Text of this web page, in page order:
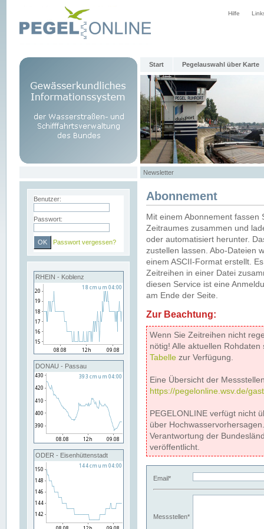
Hilfe
Start Pegelauswahl über Karte
Newsletter
Benutzer:
Passwort:
Passwort vergessen?
RHEIN - Koblenz
DONAU - Passau
ODER - Eisenhüttenstadt
Abonnement
Mit einem Abonnement
Zeitraumes zusammen und
oder automatisiert herunter.
zustellen lassen. Abo-Dateien
einem ASCII-Format erstellt.
Zeitreihen in einer Datei
diesen Service ist eine
am Ende der Seite.
Zur Beachtung:
Wenn Sie Zeitreihen nicht
nötig! Alle aktuellen
Tabelle zur Verfügung.
Eine Übersicht der
https://pegelonline.wsv.de/
PEGELONLINE verfügt nicht
über
Verantwortung der
veröffentlicht.
Email*
Messstellen*